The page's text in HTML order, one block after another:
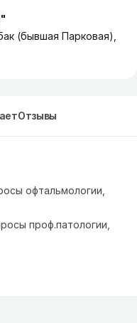
(бывшая Парковая),
Отзывы
офтальмологии,
проф.патологии,